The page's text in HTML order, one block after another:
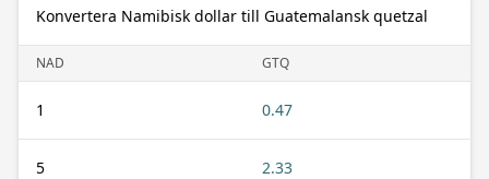
Konvertera Namibisk dollar till Guatemalansk quetzal
NAD GTQ
1 0.47
5 2.33